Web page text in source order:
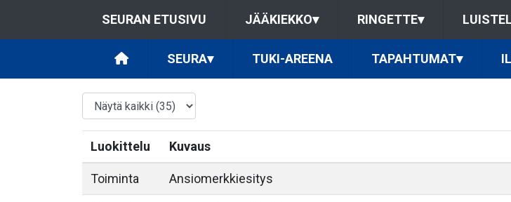
SEURAN ETUSIVU JÄÄKIEKKO▾ RINGETTE▾
SEURA▾ TUKI-AREENA TAPAHTUMAT▾
Luokittelu Kuvaus
Toiminta Ansiomerkkiesitys